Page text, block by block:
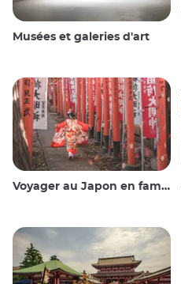
Musées et galeries d'art
Voyager au Japon en famille